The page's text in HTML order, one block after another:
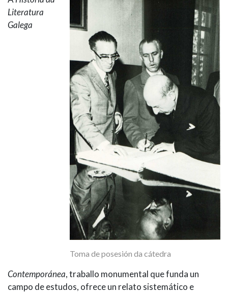
Toma de posesión da cátedra
Literatura
Galega
Contemporánea, traballo monumental que funda un
campo de estudos, ofrece un relato sistemático e